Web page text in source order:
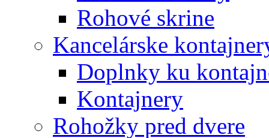
Rohové skrine
Kancelárske
Doplnky ku
Kontajnery
Rohožky pred dvere